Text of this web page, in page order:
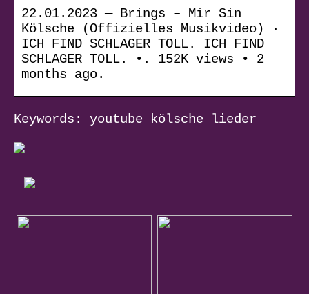
22.01.2023 — Brings – Mir Sin
Kölsche (Offizielles Musikvideo) ·
ICH FIND SCHLAGER TOLL. ICH FIND
SCHLAGER TOLL. •. 152K views • 2
months ago.
Keywords: youtube kölsche lieder